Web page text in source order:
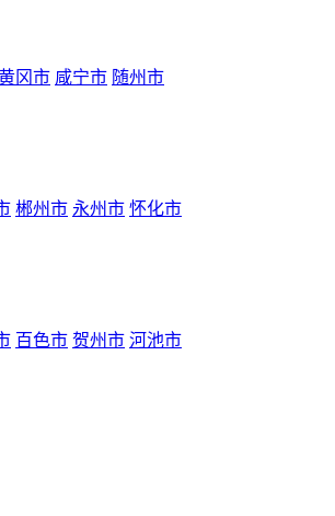
冈市 咸宁市 随州市
郴州市 永州市 怀化市
百色市 贺州市 河池市